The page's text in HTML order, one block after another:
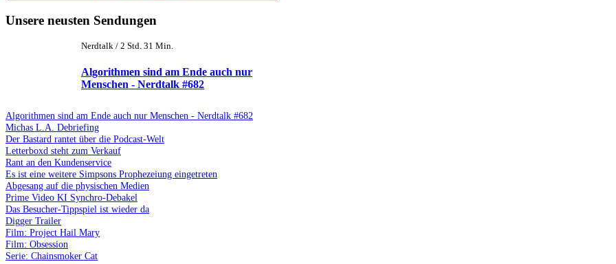
Unsere neusten Sendungen
Nerdtalk / 2 Std. 31 Min.
Algorithmen sind am Ende auch nur
Menschen - Nerdtalk #682
Algorithmen sind am Ende auch nur Menschen - Nerdtalk #682
Michas L.A. Debriefing
Der Bastard rantet über die Podcast-Welt
Letterboxd steht zum Verkauf
Rant an den Kundenservice
Es ist eine weitere Simpsons Prophezeiung eingetreten
Abgesang auf die physischen Medien
Prime Video KI Synchro-Debakel
Das Besucher-Tippspiel ist wieder da
Digger Trailer
Film: Project Hail Mary
Film: Obsession
Serie: Chainsmoker Cat